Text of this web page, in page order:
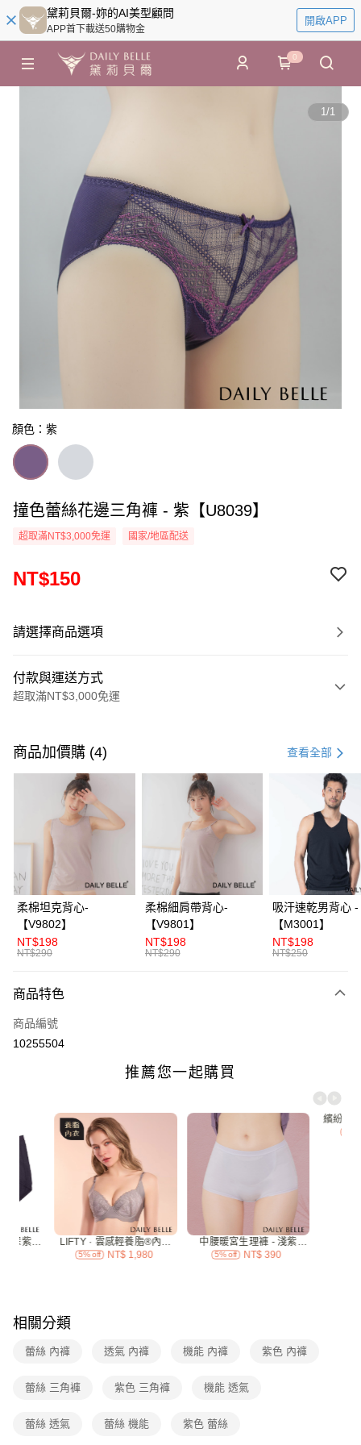
黛莉貝爾-妳的AI美型顧問
APP首下載送50購物金
開啟APP
0
1/1
顏色：紫
撞色蕾絲花邊三角褲 - 紫【U8039】
超取滿NT$3,000免運 國家/地區配送
NT$150
請選擇商品選項
付款與運送方式
超取滿NT$3,000免運
信用卡一次付款
信用卡分期付款
3 期 0 利率 每期 21家銀行
合作金庫商業銀行
第一商業銀行
華南商業銀行
上海商業儲蓄銀行
台北富邦商業銀行
國泰世華商業銀行
兆豐國際商業銀行
臺灣中小企業銀行
台中商業銀行
匯豐（台灣）商業銀行
華泰商業銀行
聯邦商業銀行
元大商業銀行
台灣樂天信用卡公司
超商取貨付款
LINE Pay
Apple Pay
街口支付
ATM付款
運送方式
全家付款取貨
每筆NT$70，滿NT$3,000(含以上)免運費
7-11付款取貨
每筆NT$70，滿NT$3,000(含以上)免運費
付款後7-11取貨
每筆NT$70，滿NT$3,000(含以上)免運費
宅配
每筆NT$120，滿NT$3,000(含以上)免運費
海外
商品加價購 (4) 查看全部
柔棉坦克背心-
【V9802】
NT$198
NT$290
柔棉細肩帶背心-
【V9801】
NT$198
NT$290
吸汗速乾男背心 -
【M3001】
NT$198
NT$250
商品特色
商品編號
10255504
相關分類
蕾絲 內褲 透氣 內褲 機能 內褲 紫色 內褲
蕾絲 三角褲 紫色 三角褲 機能 透氣
蕾絲 透氣 蕾絲 機能 紫色 蕾絲